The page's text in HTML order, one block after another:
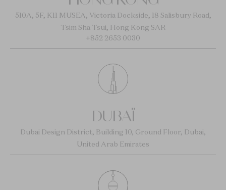
510A, 5F, K11 MUSEA, Victoria Dockside, 18 Salisbury Road,
Tsim Sha Tsui, Hong Kong SAR
+852 2653 0030
DUBAÏ
Dubai Design District, Building 10, Ground Floor, Dubai,
United Arab Emirates